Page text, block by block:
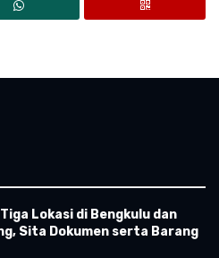
Tiga Lokasi di Bengkulu dan
Sita Dokumen serta Barang